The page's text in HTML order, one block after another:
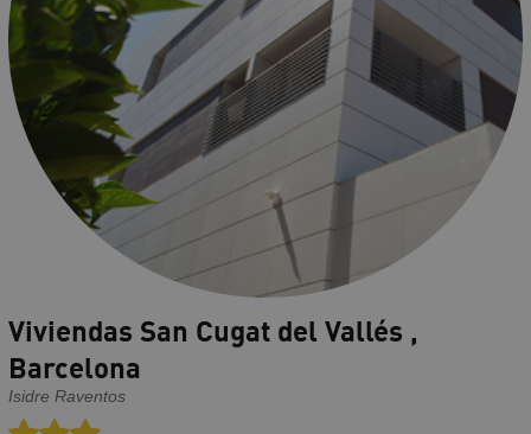
Viviendas San Cugat del Vallés ,
Barcelona
Isidre Raventos